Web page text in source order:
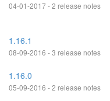
04-01-2017 - 2 release notes
1.16.1
08-09-2016 - 3 release notes
1.16.0
05-09-2016 - 2 release notes